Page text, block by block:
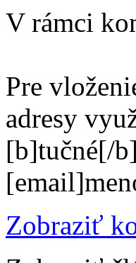
V rámci
Pre
adresy
[b]tučné[/
Zobraziť